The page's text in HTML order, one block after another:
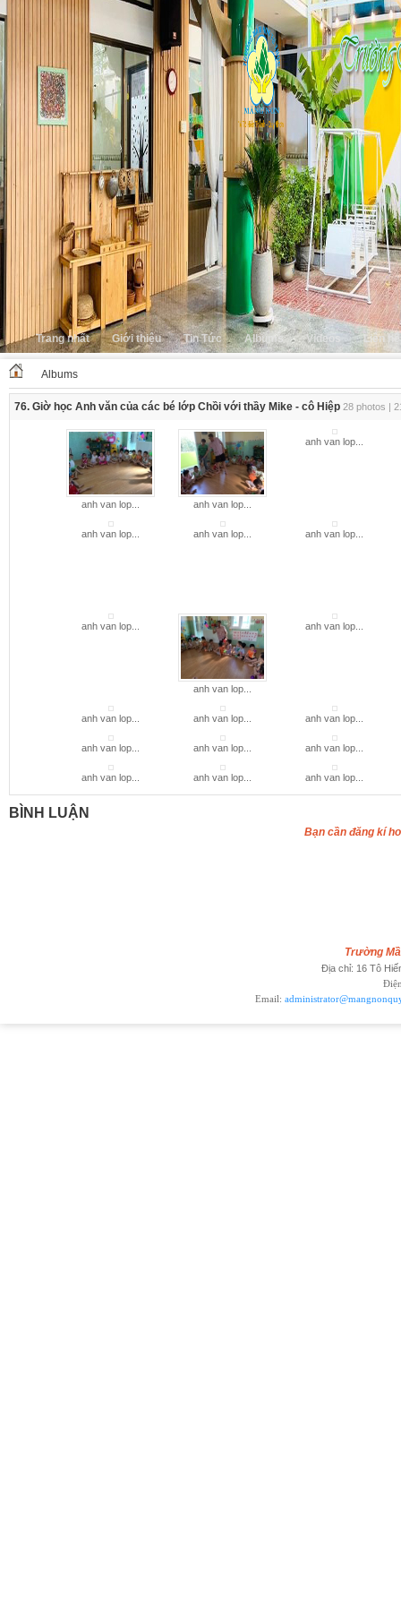
Trang nhất Giới thiệu Tin Tức Albums Videos Liên hệ
Albums
76. Giờ học Anh văn của các bé lớp Chồi với thầy Mike - cô Hiệp 28 photos |
anh van lop... anh van lop...
anh van lop...
anh van lop... anh van lop... anh van lop...
anh van lop...
anh van lop...
anh van lop...
anh van lop... anh van lop... anh van lop...
anh van lop... anh van lop... anh van lop...
anh van lop... anh van lop... anh van lop...
BÌNH LUẬN
Bạn cần đăng kí
Trường
Địa chỉ: 16 Tô
Email: